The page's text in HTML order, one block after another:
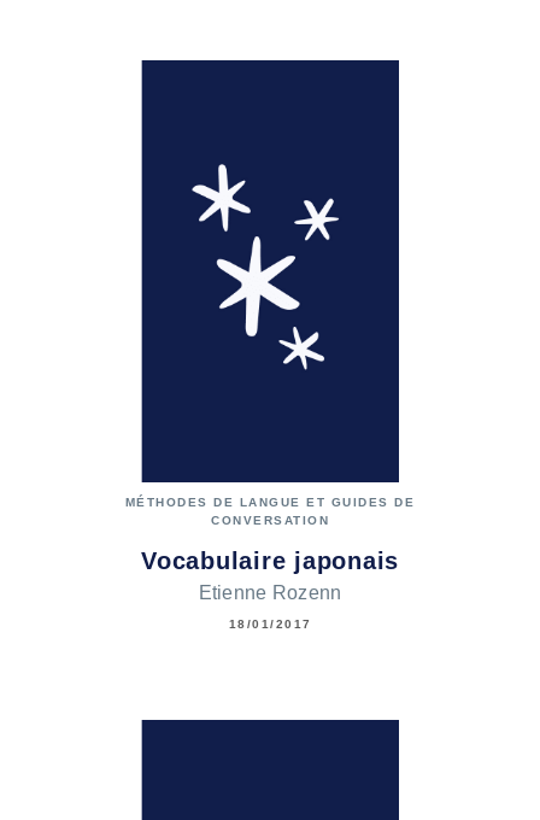
MÉTHODES DE LANGUE ET GUIDES DE
CONVERSATION
Vocabulaire japonais
Etienne Rozenn
18/01/2017